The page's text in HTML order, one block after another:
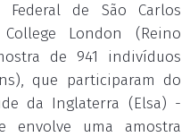
Federal de São Carlos
London (Reino
de 941 indivíduos
que participaram do
da Inglaterra (Elsa) -
envolve uma amostra